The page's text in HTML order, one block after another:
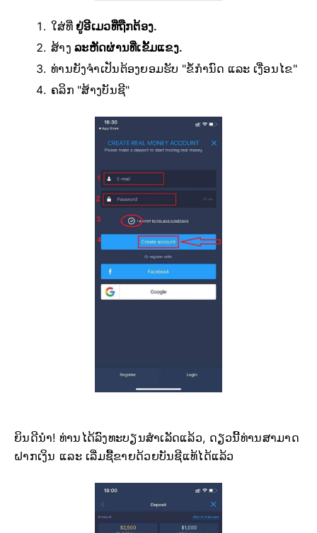
ໃສ່ທີ່ ຢູ່ອີເມວທີ່ຖືກຕ້ອງ.
ສ້າງລະຫັດຜ່ານທີ່ເຂັ້ມແຂງ.
ທ່ານຍັງຈຳເປັນຕ້ອງຍອມຮັບ "ຂໍ້ກຳນົດ ແລະ ເງື່ອນໄຂ"
ຄລິກ "ສ້າງບັນຊີ"
ຍິນດີນຳ! ທ່ານໄດ້ລົງທະບຽນສຳເລັດແລ້ວ, ດຽວນີ້ທ່ານສາມາດ
ຝາກເງິນ ແລະ ເລີ່ມຊື້ຂາຍດ້ວຍບັນຊີແທ້ໄດ້ແລ້ວ